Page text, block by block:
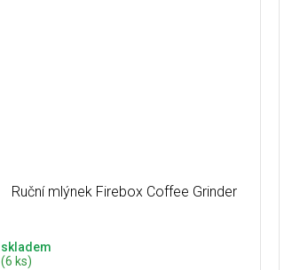
Ruční mlýnek Firebox Coffee Grinder
skladem
(6 ks)